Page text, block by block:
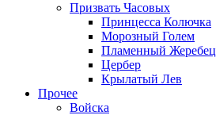
Призвать Часовых
Принцесса Колючка
Морозный Голем
Пламенный Жеребец
Цербер
Крылатый Лев
Прочее
Войска